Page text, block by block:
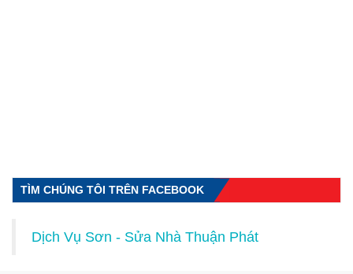
TÌM CHÚNG TÔI TRÊN FACEBOOK
Dịch Vụ Sơn - Sửa Nhà Thuận Phát